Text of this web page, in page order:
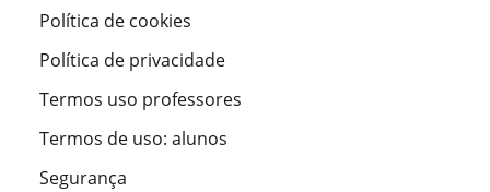
Política de cookies
Política de privacidade
Termos uso professores
Termos de uso: alunos
Segurança